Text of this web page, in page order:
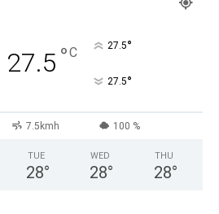
27.5 °C 27.5°
27.5°
7.5kmh 100 %
TUE
28°
WED
28°
THU
28°